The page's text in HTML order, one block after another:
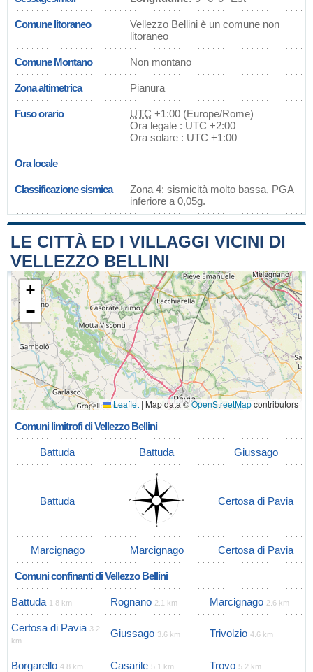
Comune litoraneo
Vellezzo Bellini è un comune non
litoraneo
Comune Montano Non montano
Zona altimetrica Pianura
Fuso orario UTC +1:00 (Europe/Rome)
Ora legale : UTC +2:00
Ora solare : UTC +1:00
Ora locale
Classificazione sismica
Zona 4: sismicità molto bassa, PGA
inferiore a 0,05g.
LE CITTÀ ED I VILLAGGI VICINI DI
VELLEZZO BELLINI
+
−
Leaflet | Map data ©OpenStreetMapcontributors
Comuni limitrofi di Vellezzo Bellini
Battuda Battuda Giussago
Battuda Certosa di Pavia
Marcignago Marcignago Certosa di Pavia
Comuni confinanti di Vellezzo Bellini
Battuda 1.8 km Rognano 2.1 km Marcignago 2.6 km
Certosa di Pavia 3.2
km
Giussago 3.6 km Trivolzio 4.6 km
Borgarello 4.8 km Casarile 5.1 km Trovo 5.2 km